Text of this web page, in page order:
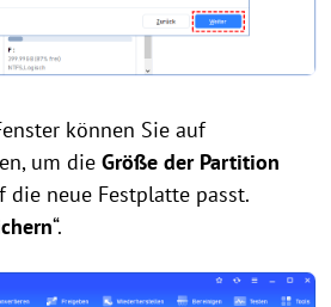
können Sie auf
um die Größe der Partition
die neue Festplatte passt.
“.